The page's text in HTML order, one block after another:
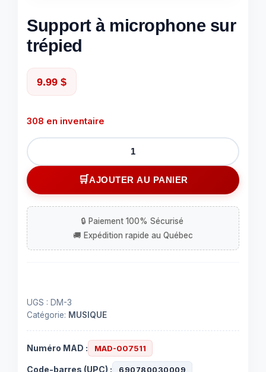
Support à microphone sur
trépied
9.99 $
308 en inventaire
quantité
de
Support
à
sur
trépied
AJOUTER AU PANIER
UGS : DM-3
Catégorie: MUSIQUE
Numéro MAD : MAD-007511
Code-barres (UPC) : 690780030009